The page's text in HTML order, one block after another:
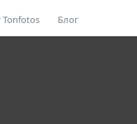
Tonfotos Блог